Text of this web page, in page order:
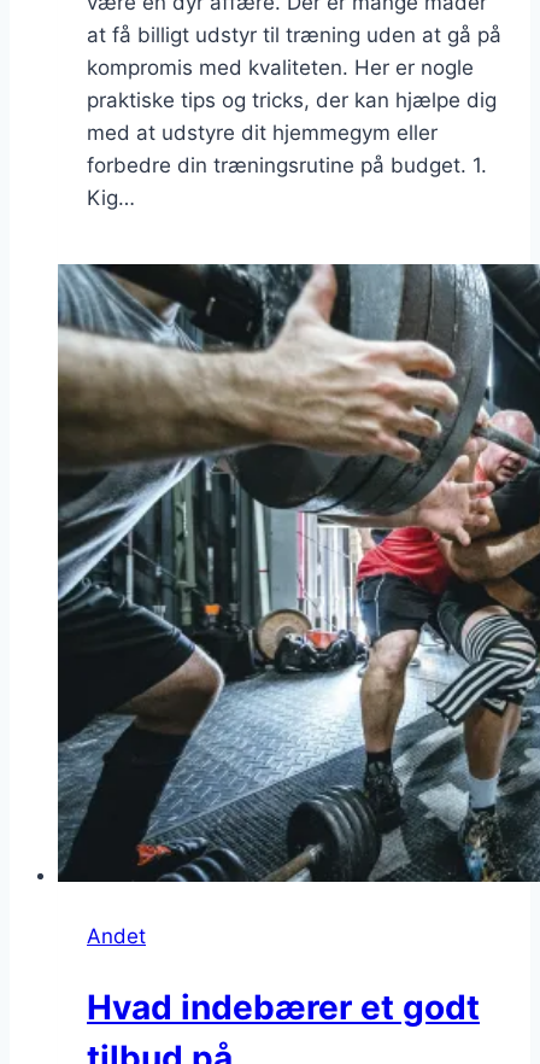
at få billigt udstyr til træning uden at gå på
kompromis med kvaliteten. Her er nogle
praktiske tips og tricks, der kan hjælpe dig
med at udstyre dit hjemmegym eller
forbedre din træningsrutine på budget. 1.
Kig…
Andet
Hvad indebærer et godt